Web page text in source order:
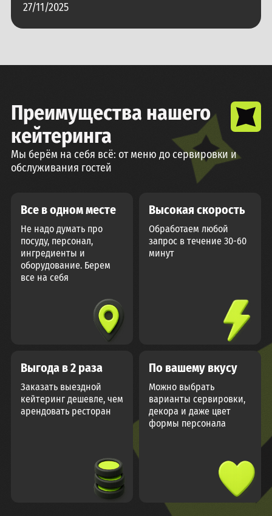
27/11/2025
Преимущества нашего
кейтеринга
Мы берём на себя всё: от меню до сервировки и
обслуживания гостей
Все в одном месте
Не надо думать про
посуду, персонал,
ингредиенты и
оборудование. Берем
все на себя
Высокая скорость
Обработаем любой
запрос в течение 30-60
минут
Выгода в 2 раза
Заказать выездной
кейтеринг дешевле, чем
арендовать ресторан
По вашему вкусу
Можно выбрать
варианты сервировки,
декора и даже цвет
формы персонала